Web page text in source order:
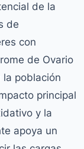
de la
de
con
de Ovario
la población
principal
y la
apoya un